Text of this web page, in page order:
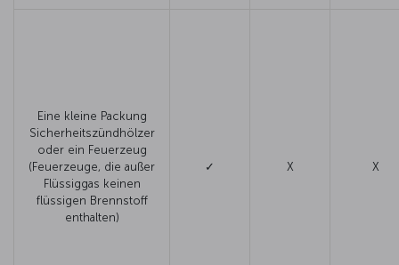
Eine kleine Packung
Sicherheitszündhölzer
oder ein Feuerzeug
(Feuerzeuge, die außer
Flüssiggas keinen
flüssigen Brennstoff
enthalten)
✓ X X